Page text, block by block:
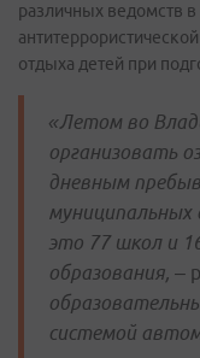
различных ведомств
отдыха детей при
«Летом во
организовать
дневным
муниципальных
это 77 школ и
образования, –
системой